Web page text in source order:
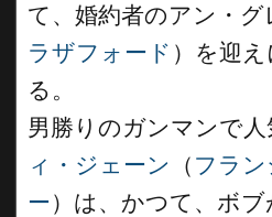
て、婚約者のアン・グ
ラザフォード ）を迎
る。
男勝りのガンマンで人
ィ・ジェーン
（ フラ
ー）は、かつて、ボ